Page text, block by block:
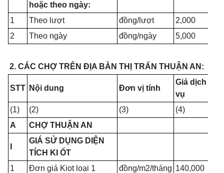
hoặc theo ngày:
1
Theo lượt đồng/lượt
2,000
2
Theo ngày đồng/ngày 5,000
2. CÁC CHỢ TRÊN ĐỊA BÀN THỊ TRẤN THUẬN AN:
STT Nội dung Đơn vị tính
Giá dịch
vụ
(1)
(2) (3)
(4)
A
CHỢ THUẬN AN
GIÁ SỬ DỤNG DIỆN
TÍCH KI ỐT
1
Đơn giá Kiot loại 1 đồng/m2/tháng 140,000